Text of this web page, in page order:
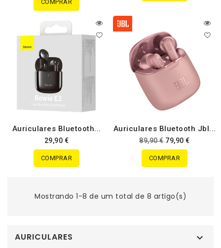
COMPRAR
Auriculares Bluetooth...
29,90 €
COMPRAR
Auriculares Bluetooth Jbl...
89,90 € 79,90 €
COMPRAR
Mostrando 1-8 de um total de 8 artigo(s)
AURICULARES 